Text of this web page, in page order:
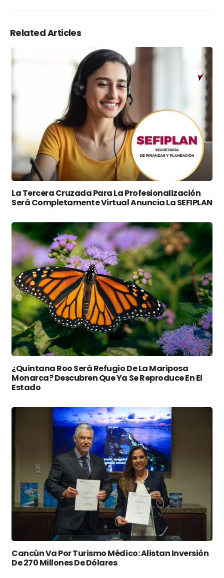
Related Articles
La Tercera Cruzada Para La Profesionalización
Será Completamente Virtual Anuncia La SEFIPLAN
¿Quintana Roo Será Refugio De La Mariposa
Monarca? Descubren Que Ya Se Reproduce En El
Estado
Cancún Va Por Turismo Médico: Alistan Inversión
De 270 Millones De Dólares